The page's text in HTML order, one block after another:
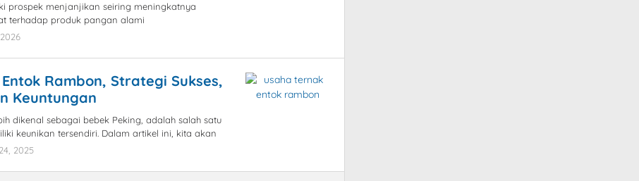
prospek menjanjikan seiring meningkatnya
terhadap produk pangan alami
Rambon, Strategi Sukses,
Keuntungan
dikenal sebagai bebek Peking, adalah salah satu
keunikan tersendiri. Dalam artikel ini, kita akan
2025